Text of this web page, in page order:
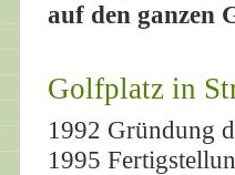
auf den ganzen
Golfplatz in
1992 Gründung
1995